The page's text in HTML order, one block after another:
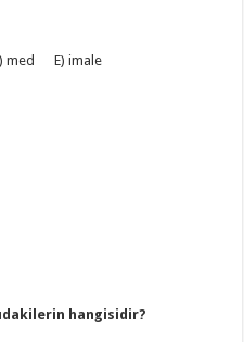
E) imale
hangisidir?